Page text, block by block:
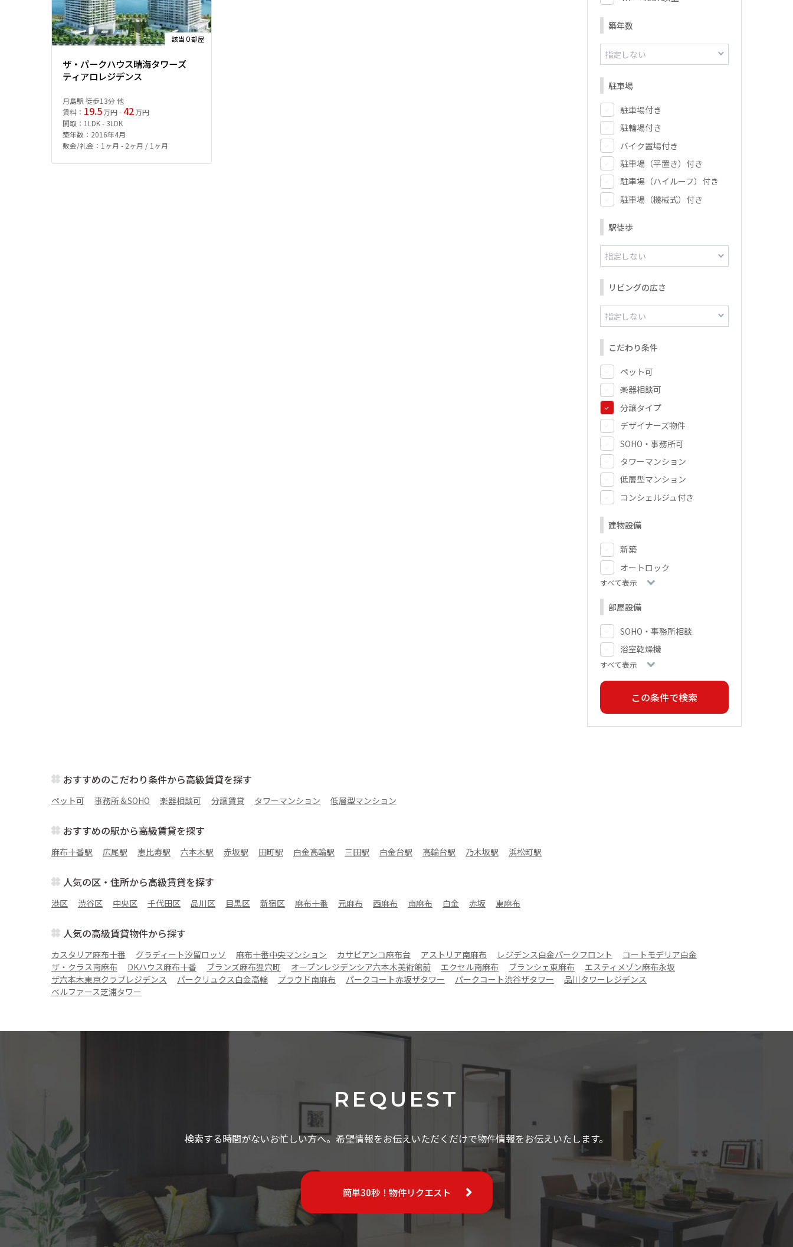
該当0部屋
ザ・パークハウス晴海タワーズ
ティアロレジデンス
月島駅 徒歩13分 他
賃料： 19.5 万円 - 42 万円
間取：1LDK - 3LDK
築年数：2016年4月
敷金/礼金：1ヶ月 - 2ヶ月 / 1ヶ月
築年数
駐車場
駐車場付き
駐輪場付き
バイク置場付き
駐車場（平置き）付き
駐車場（ハイルーフ）付き
駐車場（機械式）付き
駅徒歩
リビングの広さ
こだわり条件
ペット可
楽器相談可
分譲タイプ
デザイナーズ物件
SOHO・事務所可
タワーマンション
低層型マンション
コンシェルジュ付き
建物設備
新築
オートロック
すべて表示
部屋設備
SOHO・事務所相談
浴室乾燥機
すべて表示
おすすめのこだわり条件から高級賃貸を探す
ペット可 事務所＆SOHO 楽器相談可 分譲賃貸 タワーマンション 低層型マンション
おすすめの駅から高級賃貸を探す
麻布十番駅 広尾駅 恵比寿駅 六本木駅 赤坂駅 田町駅 白金高輪駅 三田駅 白金台駅 高輪台駅 乃木坂駅 浜松町駅
人気の区・住所から高級賃貸を探す
港区 渋谷区 中央区 千代田区 品川区 目黒区 新宿区 麻布十番 元麻布 西麻布 南麻布 白金 赤坂 東麻布
人気の高級賃貸物件から探す
カスタリア麻布十番 グラディート汐留ロッソ 麻布十番中央マンション カサビアンコ麻布台 アストリア南麻布 レジデンス白金パークフロント
コートモデリア白金
ザ・クラス南麻布
DKハウス麻布十番 ブランズ麻布狸穴町 オープンレジデンシア六本木美術館前 エクセル南麻布 ブランシェ東麻布
エスティメゾン麻布永坂
ザ六本木東京クラブレジデンス
パークリュクス白金高輪 プラウド南麻布 パークコート赤坂ザタワー パークコート渋谷ザタワー
品川タワーレジデンス
ベルファース芝浦タワー
REQUEST
検索する時間がないお忙しい方へ。希望情報をお伝えいただくだけで物件情報をお伝えいたします。
簡単30秒！物件リクエスト